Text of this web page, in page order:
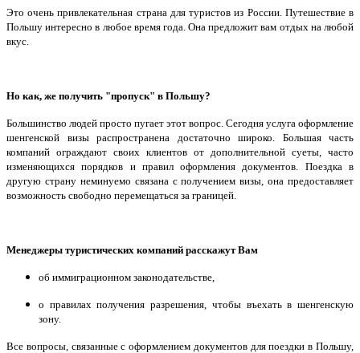
Это очень привлекательная страна для туристов из России. Путешествие в
Польшу интересно в любое время года. Она предложит вам отдых на любой
вкус.
Но как, же получить "пропуск" в Польшу?
Большинство людей просто пугает этот вопрос. Сегодня услуга оформление
шенгенской визы распространена достаточно широко. Большая часть
компаний ограждают своих клиентов от дополнительной суеты, часто
изменяющихся порядков и правил оформления документов. Поездка в
другую страну неминуемо связана с получением визы, она предоставляет
возможность свободно перемещаться за границей.
Менеджеры туристических компаний расскажут Вам
об иммиграционном законодательстве,
о правилах получения разрешения, чтобы въехать в шенгенскую
зону.
Все вопросы, связанные с оформлением документов для поездки в Польшу,